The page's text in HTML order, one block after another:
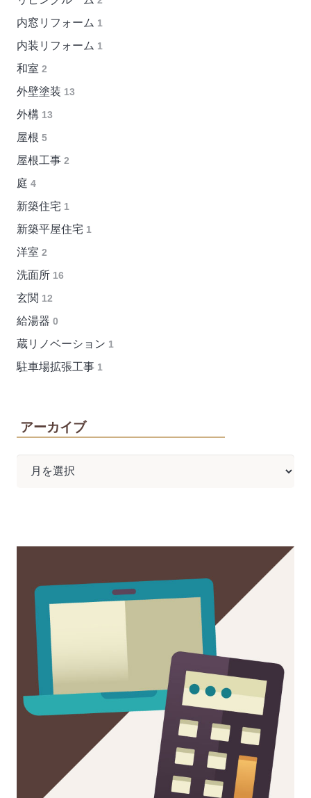
内窓リフォーム 1
内装リフォーム 1
和室 2
外壁塗装 13
外構 13
屋根 5
屋根工事 2
庭 4
新築住宅 1
新築平屋住宅 1
洋室 2
洗面所 16
玄関 12
給湯器 0
蔵リノベーション 1
駐車場拡張工事 1
アーカイブ